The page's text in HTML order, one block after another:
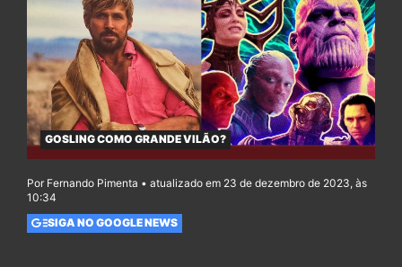
GOSLING COMO GRANDE VILÃO?
Por Fernando Pimenta • atualizado em 23 de dezembro de 2023, às
10:34
SIGA NO GOOGLE NEWS